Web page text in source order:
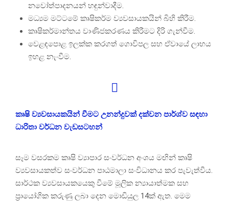
නවෝත්පාදනයන් හඳුන්වාදීම.
මධ්‍යම මට්ටමේ කෘෂිකර්ම ව්‍යවසායකයින් බිහි කිරීම.
කෘෂිකර්මාන්තය වාණිජකරණය කිරීමට දිරි ගැන්වීම.
වෙළඳපොළ ඉලක්ක කරගත් ගොවිපල සහ ඒවායේ ලාභය
ඉහළ නැංවීම.
කෘෂි ව්‍යවසායකයින් වීමට උනන්දුවක් දක්වන පාර්ශ්ව සඳහා
ධාරිතා වර්ධන වැඩසටහන්
සෑම වසරකම කෘෂි ව්‍යාපාර සංවර්ධන අංශය මඟින් කෘෂි
ව්‍යවසායකත්ව සංවර්ධන පාඨමාලා සංවිධානය කර පැවැත්වීය.
සාර්ථක ව්‍යවසායකයෙකු වීමේ මූලික න්‍යායාත්මක සහ
ප්‍රායෝගික කරුණු ලබා දෙන මොඩියුල 14ක් ඇත. මෙම